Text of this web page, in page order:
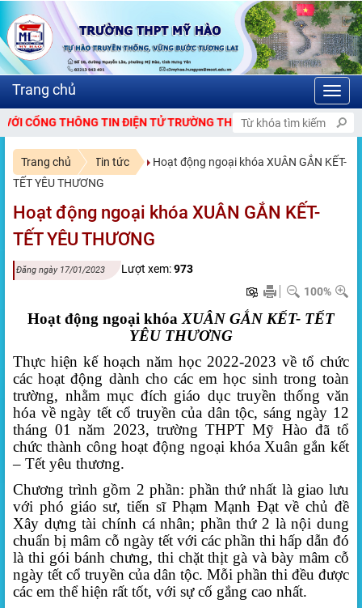
TRƯỜNG THPT MỸ HÀO.
Trang chủ Tin tức
Hoạt động ngoại khóa XUÂN GẮN KẾT-
TẾT YÊU THƯƠNG
Hoạt động ngoại khóa XUÂN GẮN KẾT-
TẾT YÊU THƯƠNG
Đăng ngày 17/01/2023 Lượt xem:973
100%
Hoạt động ngoại khóa XUÂN GẮN KẾT- TẾT
YÊU THƯƠNG
Thực hiện kế hoạch năm học 2022-2023 về tổ chức
các hoạt động dành cho các em học sinh trong toàn
trường, nhằm mục đích giáo dục truyền thống văn
hóa về ngày tết cổ truyền của dân tộc, sáng ngày 12
tháng 01 năm 2023, trường THPT Mỹ Hào đã tổ
chức thành công hoạt động ngoại khóa Xuân gắn kết
– Tết yêu thương.
Chương trình gồm 2 phần: phần thứ nhất là giao lưu
với phó giáo sư, tiến sĩ Phạm Mạnh Đạt về chủ đề
Xây dựng tài chính cá nhân; phần thứ 2 là nội dung
chuẩn bị mâm cỗ ngày tết với các phần thi hấp dẫn đó
là thi gói bánh chưng, thi chặt thịt gà và bày mâm cỗ
ngày tết cổ truyền của dân tộc. Mỗi phần thi đều được
các em thể hiện rất tốt, với sự cố gắng cao nhất.